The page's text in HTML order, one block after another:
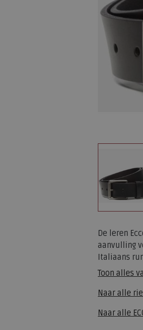
De leren
aanvulling
Italiaans
Toon alles
Naar alle
Naar alle